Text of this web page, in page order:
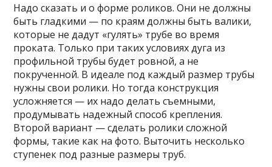
Надо сказать и о форме роликов. Они не должны
быть гладкими — по краям должны быть валики,
которые не дадут «гулять» трубе во время
проката. Только при таких условиях дуга из
профильной трубы будет ровной, а не
покрученной. В идеале под каждый размер трубы
нужны свои ролики. Но тогда конструкция
усложняется — их надо делать съемными,
продумывать надежный способ крепления.
Второй вариант — сделать ролики сложной
формы, такие как на фото. Выточить несколько
ступенек под разные размеры труб.